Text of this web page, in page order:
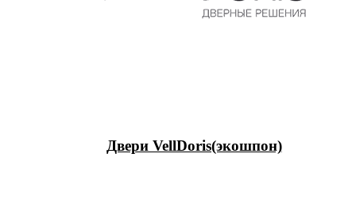
Двери VellDoris(экошпон)